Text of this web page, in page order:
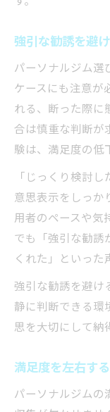
強引な勧誘を避
パーソナルジム選
ケースにも注意が
れる、断った際に
合は慎重な判断が
験は、満足度の低
「じっくり検討
意思表示をしっか
用者のペースや気
でも「強引な勧誘
くれた」といった
強引な勧誘を避け
静に判断できる環
思を大切にして納
満足度を左右す
パーソナルジムの